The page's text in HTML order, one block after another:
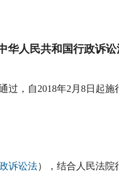
华人民共和国行政诉
过，自2018年2月8日起施
诉讼法），结合人民法院